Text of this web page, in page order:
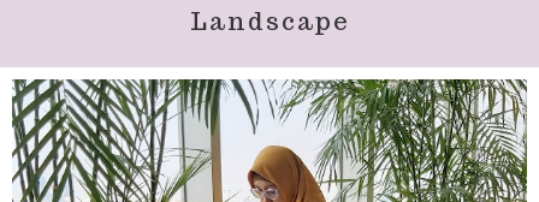
Landscape